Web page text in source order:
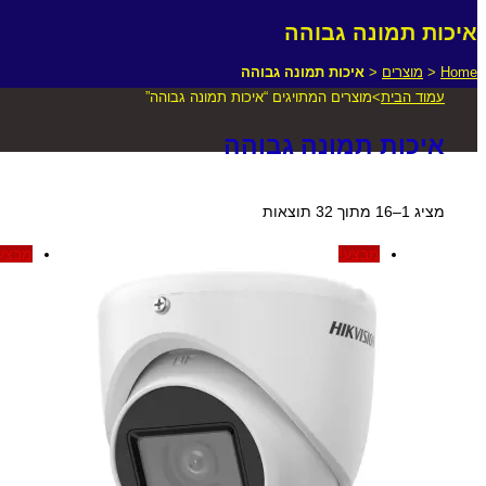
איכות תמונה גבוהה
Home
< מוצרים < איכות תמונה גבוהה
עמוד הבית>מוצרים המתויגים “איכות תמונה גבוהה”
איכות תמונה גבוהה
מציג 1–16 מתוך 32 תוצאות
ממוין
מבצע!